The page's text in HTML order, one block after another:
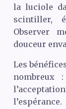
la luciole
scintiller,
Observer
douceur
Les
nombreux
l’espérance.